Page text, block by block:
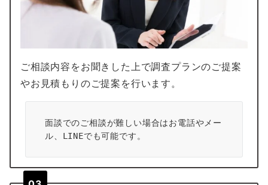
ご相談内容をお聞きした上で調査プランのご提案
やお見積もりのご提案を行います。
面談でのご相談が難しい場合はお電話やメー
ル、LINEでも可能です。